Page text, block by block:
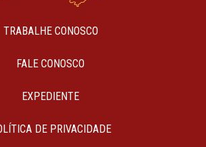
TRABALHE CONOSCO
FALE CONOSCO
EXPEDIENTE
DE PRIVACIDADE